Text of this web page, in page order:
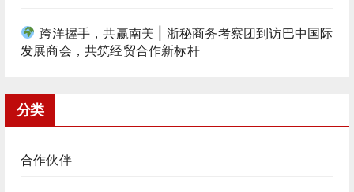
跨洋握手，共赢南美 | 浙秘商务考察团到访巴中国际
发展商会，共筑经贸合作新标杆
分类
合作伙伴